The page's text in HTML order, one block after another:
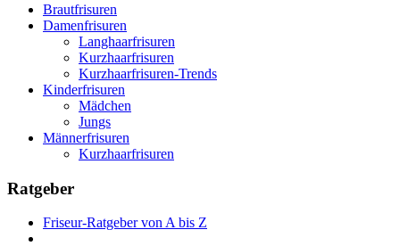
Brautfrisuren
Damenfrisuren
Langhaarfrisuren
Kurzhaarfrisuren
Kurzhaarfrisuren-Trends
Kinderfrisuren
Mädchen
Jungs
Männerfrisuren
Kurzhaarfrisuren
Ratgeber
Friseur-Ratgeber von A bis Z